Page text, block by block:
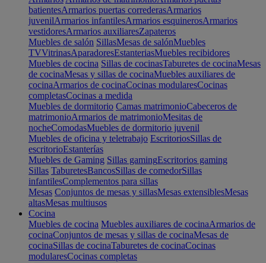
batientesArmarios puertas correderasArmarios
juvenilArmarios infantilesArmarios esquinerosArmarios
vestidoresArmarios auxiliaresZapateros
Muebles de salón SillasMesas de salónMuebles
TVVitrinasAparadoresEstanteriasMuebles recibidores
Muebles de cocina Sillas de cocinasTaburetes de cocinaMesas
de cocinaMesas y sillas de cocinaMuebles auxiliares de
cocinaArmarios de cocinaCocinas modularesCocinas
completasCocinas a medida
Muebles de dormitorio Camas matrimonioCabeceros de
matrimonioArmarios de matrimonioMesitas de
nocheComodasMuebles de dormitorio juvenil
Muebles de oficina y teletrabajo EscritoriosSillas de
escritorioEstanterías
Muebles de Gaming Sillas gamingEscritorios gaming
Sillas TaburetesBancosSillas de comedorSillas
infantilesComplementos para sillas
Mesas Conjuntos de mesas y sillasMesas extensiblesMesas
altasMesas multiusos
Cocina
Muebles de cocina Muebles auxiliares de cocinaArmarios de
cocinaConjuntos de mesas y sillas de cocinaMesas de
cocinaSillas de cocinaTaburetes de cocinaCocinas
modularesCocinas completas